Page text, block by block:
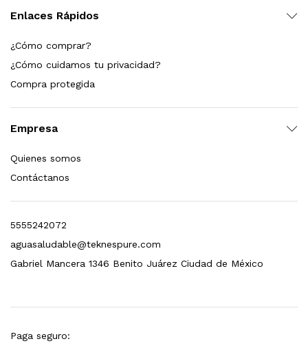
Enlaces Rápidos
¿Cómo comprar?
¿Cómo cuidamos tu privacidad?
Compra protegida
Empresa
Quienes somos
Contáctanos
5555242072
aguasaludable@teknespure.com
Gabriel Mancera 1346 Benito Juárez Ciudad de México
Paga seguro:
al carrito
SS304 Natural Cepillado | Agua Purificada
699.00
L/h, con filtración Welltek WT-WFS600-4S